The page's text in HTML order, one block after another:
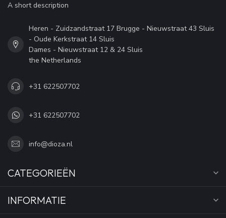
A short description
Heren - Zuidzandstraat 17 Brugge - Nieuwstraat 43 Sluis
- Oude Kerkstraat 14 Sluis
Dames - Nieuwstraat 12 & 24 Sluis
the Netherlands
+31 622507702
+31 622507702
info@dioza.nl
CATEGORIEËN
INFORMATIE